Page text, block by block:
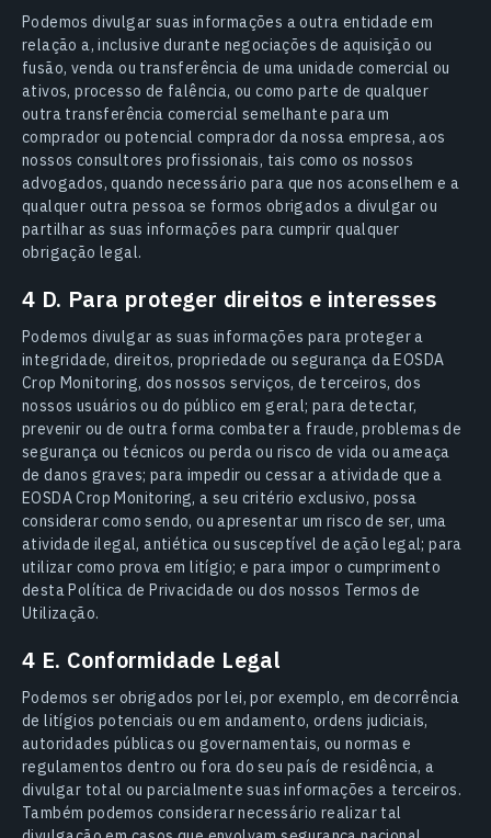
Podemos divulgar suas informações a outra entidade em
relação a, inclusive durante negociações de aquisição ou
fusão, venda ou transferência de uma unidade comercial ou
ativos, processo de falência, ou como parte de qualquer
outra transferência comercial semelhante para um
comprador ou potencial comprador da nossa empresa, aos
nossos consultores profissionais, tais como os nossos
advogados, quando necessário para que nos aconselhem e a
qualquer outra pessoa se formos obrigados a divulgar ou
partilhar as suas informações para cumprir qualquer
obrigação legal.
4 D. Para proteger direitos e interesses
Podemos divulgar as suas informações para proteger a
integridade, direitos, propriedade ou segurança da EOSDA
Crop Monitoring, dos nossos serviços, de terceiros, dos
nossos usuários ou do público em geral; para detectar,
prevenir ou de outra forma combater a fraude, problemas de
segurança ou técnicos ou perda ou risco de vida ou ameaça
de danos graves; para impedir ou cessar a atividade que a
EOSDA Crop Monitoring, a seu critério exclusivo, possa
considerar como sendo, ou apresentar um risco de ser, uma
atividade ilegal, antiética ou susceptível de ação legal; para
utilizar como prova em litígio; e para impor o cumprimento
desta Política de Privacidade ou dos nossos Termos de
Utilização.
4 E. Conformidade Legal
Podemos ser obrigados por lei, por exemplo, em decorrência
de litígios potenciais ou em andamento, ordens judiciais,
autoridades públicas ou governamentais, ou normas e
regulamentos dentro ou fora do seu país de residência, a
divulgar total ou parcialmente suas informações a terceiros.
Também podemos considerar necessário realizar tal